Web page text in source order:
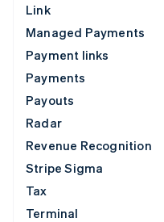
Link
Managed Payments
Payment links
Payments
Payouts
Radar
Revenue Recognition
Stripe Sigma
Tax
Terminal